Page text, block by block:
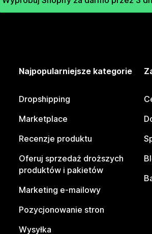
Najpopularniejsze kategorie
Dropshipping
Marketplace
Recenzje produktu
Oferuj sprzedaż droższych
produktów i pakietów
Marketing e-mailowy
Pozycjonowanie stron
Wysyłka